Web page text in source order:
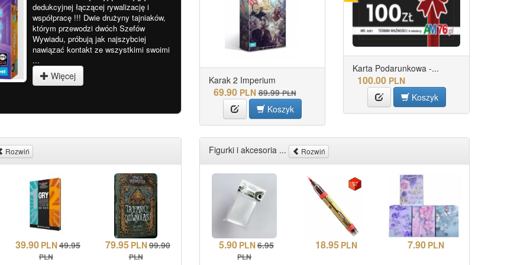
dedukcyjnej łączącej rywalizację i
współpracę !!! Dwie drużyny tajniaków,
którym przewodzi dwóch Szefów
Wywiadu, próbują jak najszybciej
nawiązać kontakt ze wszystkimi swoimi
...
Więcej Karak 2 Imperium
69.90 PLN 89.99 PLN
Koszyk
Karta Podarunkowa -...
100.00 PLN
Koszyk
Rozwiń
39.90 PLN49.95
PLN
79.95 PLN99.90
PLN
Figurki i akcesoria ... Rozwiń
5.90 PLN6.95
PLN
18.95 PLN 7.90 PLN